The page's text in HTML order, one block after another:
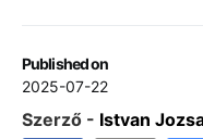
Published on
2025-07-22
Szerző - Istvan